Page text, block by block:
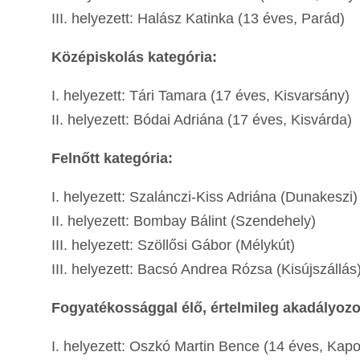
III. helyezett: Halász Katinka (13 éves, Parád)
Középiskolás kategória:
I. helyezett: Tári Tamara (17 éves, Kisvarsány)
II. helyezett: Bódai Adriána (17 éves, Kisvárda)
Felnőtt kategória:
I. helyezett: Szalánczi-Kiss Adriána (Dunakeszi)
II. helyezett: Bombay Bálint (Szendehely)
III. helyezett: Szöllősi Gábor (Mélykút)
III. helyezett: Bacsó Andrea Rózsa (Kisújszállás)
Fogyatékossággal élő, értelmileg
I. helyezett: Oszkó Martin Bence (14 éves,